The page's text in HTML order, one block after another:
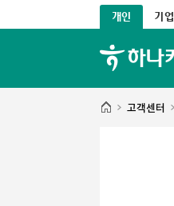
개인 기업
고객센터